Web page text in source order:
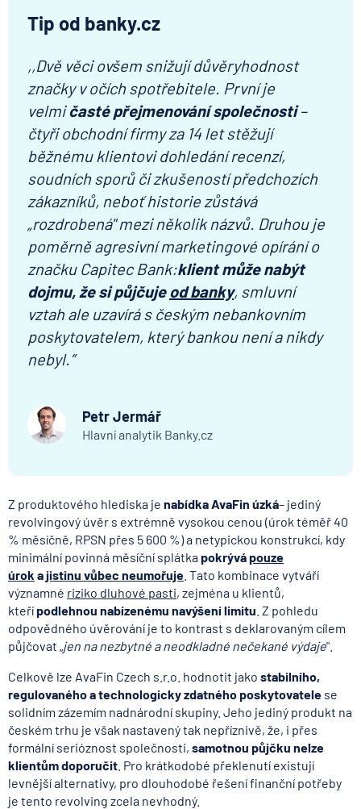
Tip od banky.cz
,,Dvě věci ovšem snižují důvěryhodnost
značky v očích spotřebitele. První je
velmičasté přejmenování společnosti–
čtyři obchodní firmy za 14 let stěžují
běžnému klientovi dohledání recenzí,
soudních sporů či zkušeností předchozích
zákazníků, neboť historie zůstává
„rozdrobená" mezi několik názvů. Druhou je
poměrně agresivní marketingové opírání o
značku Capitec Bank:klient může nabýt
dojmu, že si půjčujeod banky, smluvní
vztah ale uzavírá s českým nebankovním
poskytovatelem, který bankou není a nikdy
nebyl.”
Petr Jermář
Hlavní analytik Banky.cz
Z produktového hlediska je nabídka AvaFin úzká– jediný
revolvingový úvěr s extrémně vysokou cenou (úrok téměř 40
% měsíčně, RPSN přes 5 600 %) a netypickou konstrukcí, kdy
minimální povinná měsíční splátka pokrývápouze
úrok a jistinu vůbec neumořuje . Tato kombinace vytváří
významné riziko dluhové pasti, zejména u klientů,
kteřípodlehnou nabízenému navýšení limitu . Z pohledu
odpovědného úvěrování je to kontrast s deklarovaným cílem
půjčovat „jen na nezbytné a neodkladné nečekané výdaje".
Celkově lze AvaFin Czech s.r.o. hodnotit jako stabilního,
regulovaného a technologicky zdatného poskytovatele se
solidním zázemím nadnárodní skupiny. Jeho jediný produkt na
českém trhu je však nastavený tak nepříznivě, že, i přes
formální serióznost společnosti, samotnou půjčku nelze
klientům doporučit . Pro krátkodobé překlenutí existují
levnější alternativy, pro dlouhodobé řešení finanční potřeby
je tento revolving zcela nevhodný.